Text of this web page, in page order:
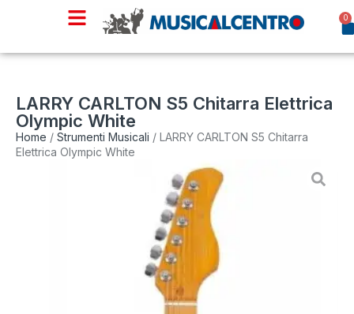
0
LARRY CARLTON S5 Chitarra Elettrica
Olympic White
Home / Strumenti Musicali / LARRY CARLTON S5 Chitarra
Elettrica Olympic White